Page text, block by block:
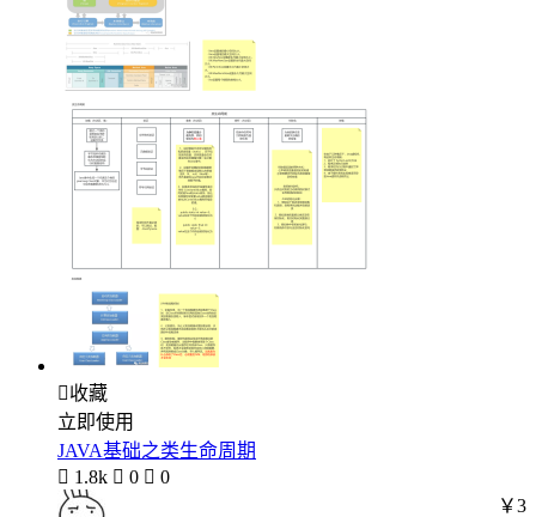
收藏
立即使用
JAVA基础之类生命周期
 1.8k  0  0
￥3